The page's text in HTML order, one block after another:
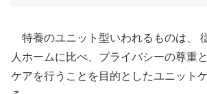
特養のユニット型いわれるものは、
人ホームに比べ、プライバシーの尊重
ケアを行うことを目的としたユニット